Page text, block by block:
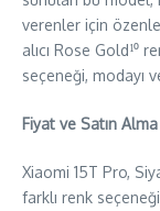
verenler için
alıcı Rose Gold¹⁰
seçeneği, modayı
Fiyat ve Satın
Xiaomi 15T Pro,
farklı renk